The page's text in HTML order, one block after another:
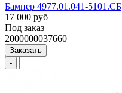
Бампер 4977.01.041-5101.СБ
17 000 руб
Под заказ
2000000037660
Заказать
-